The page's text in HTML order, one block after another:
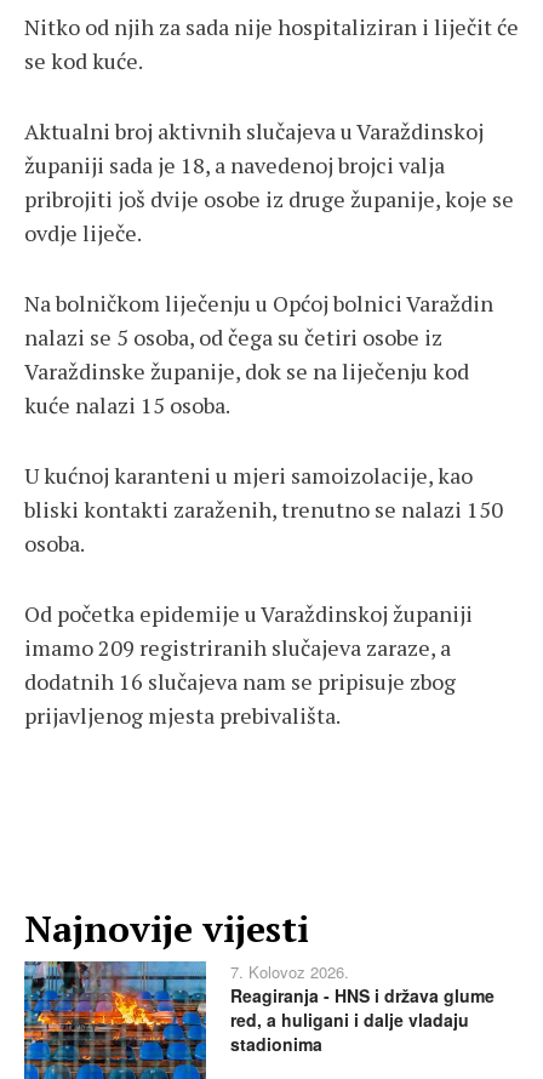
Nitko od njih za sada nije hospitaliziran i liječit će
se kod kuće.
Aktualni broj aktivnih slučajeva u Varaždinskoj
županiji sada je 18, a navedenoj brojci valja
pribrojiti još dvije osobe iz druge županije, koje se
ovdje liječe.
Na bolničkom liječenju u Općoj bolnici Varaždin
nalazi se 5 osoba, od čega su četiri osobe iz
Varaždinske županije, dok se na liječenju kod
kuće nalazi 15 osoba.
U kućnoj karanteni u mjeri samoizolacije, kao
bliski kontakti zaraženih, trenutno se nalazi 150
osoba.
Od početka epidemije u Varaždinskoj županiji
imamo 209 registriranih slučajeva zaraze, a
dodatnih 16 slučajeva nam se pripisuje zbog
prijavljenog mjesta prebivališta.
Najnovije vijesti
7. Kolovoz 2026.
Reagiranja - HNS i država glume
red, a huligani i dalje vladaju
stadionima